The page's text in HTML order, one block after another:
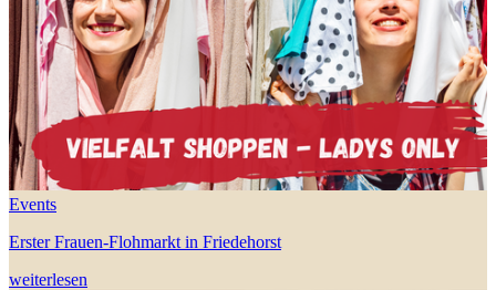
Events
Erster Frauen-Flohmarkt in Friedehorst
weiterlesen